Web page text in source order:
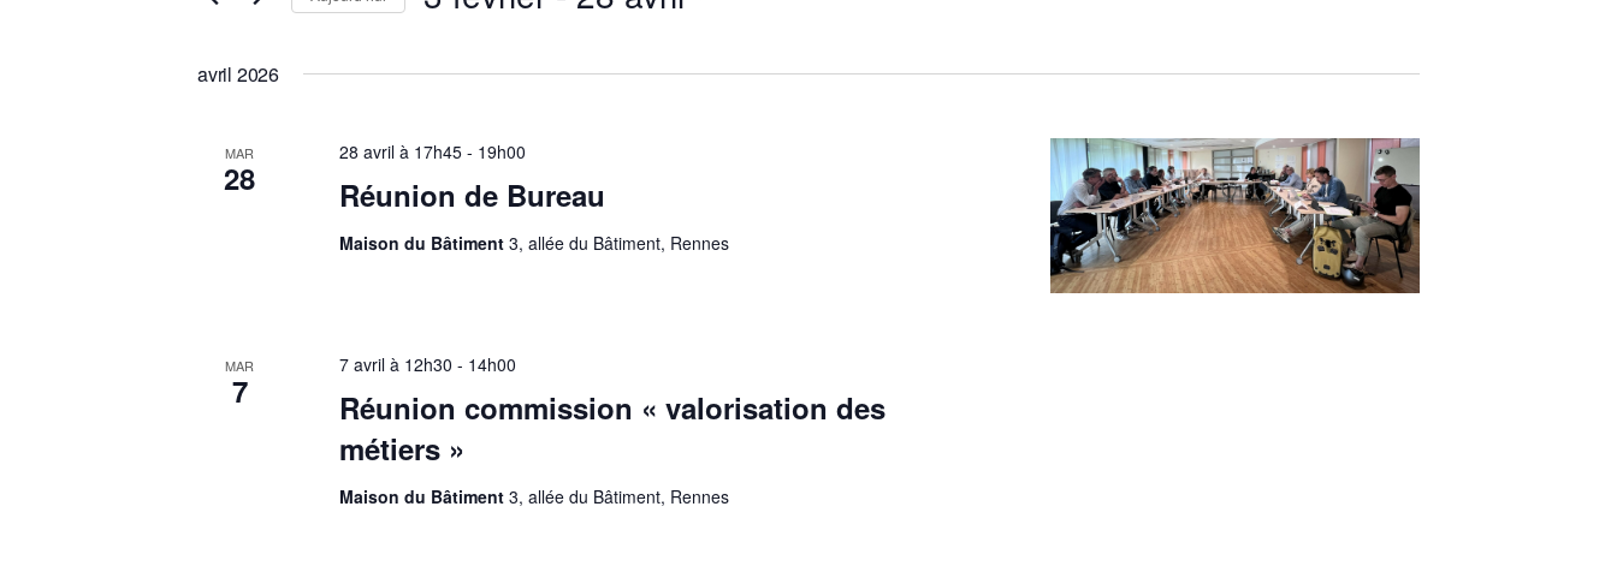
vues
Évènements
Évènements
mot-
avril 2026
MAR
28 Réunion de Bureau
28 avril à 17h45 - 19h00
Maison du Bâtiment3, allée du Bâtiment, Rennes
MAR
7
Réunion commission « valorisation des
métiers »
7 avril à 12h30 - 14h00
Maison du Bâtiment3, allée du Bâtiment, Rennes